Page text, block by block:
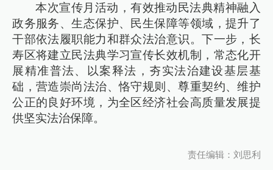
本次宣传月活动，有效推动民法典精神融入
政务服务、生态保护、民生保障等领域，提升了
干部依法履职能力和群众法治意识。下一步，长
寿区将建立民法典学习宣传长效机制，常态化开
展精准普法、以案释法，夯实法治建设基层基
础，营造崇尚法治、恪守规则、尊重契约、维护
公正的良好环境，为全区经济社会高质量发展提
供坚实法治保障。
责任编辑：刘思利